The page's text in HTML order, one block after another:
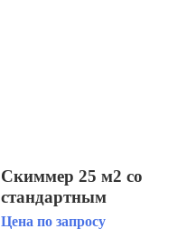
Скиммер 25 м2 со
стандартным
раструбом, с
Цена по запросу